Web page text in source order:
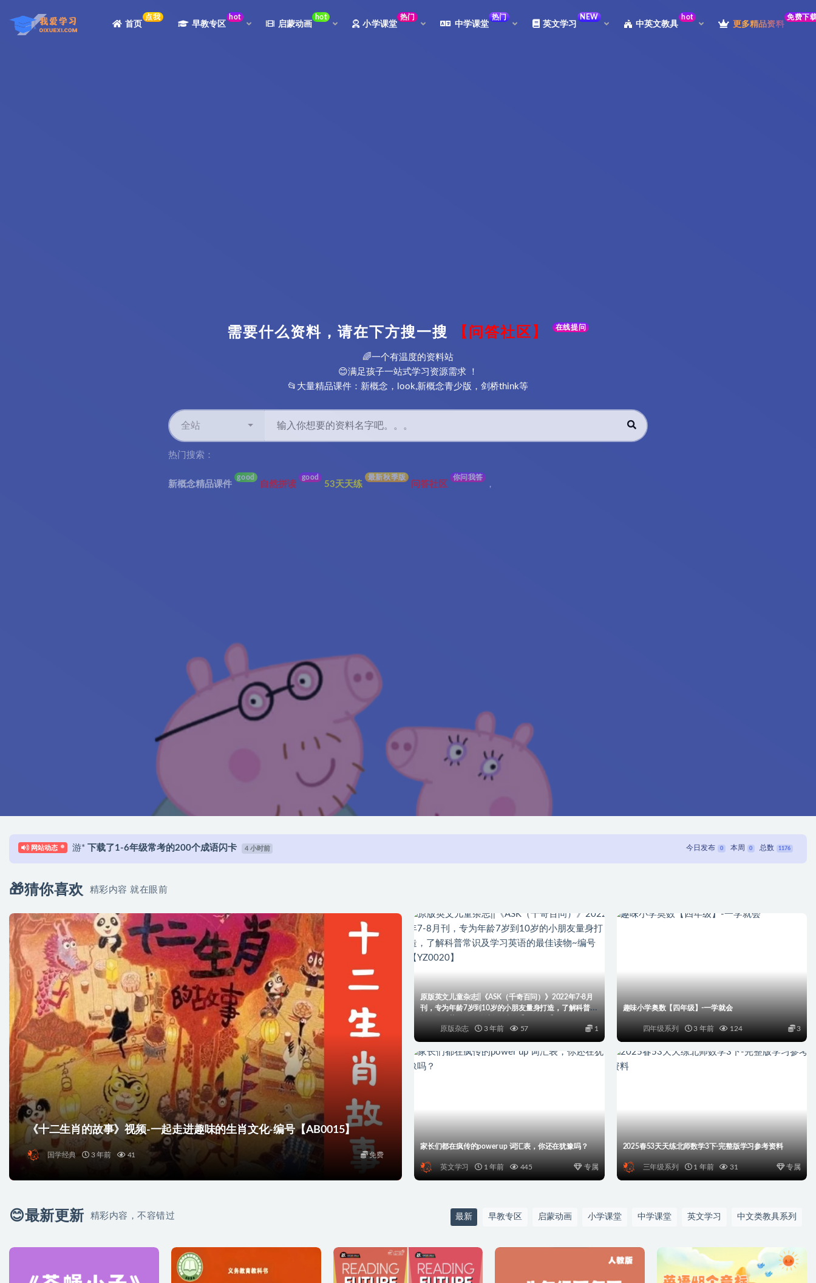
首页
点我
早教专区
hot
启蒙动画
hot
小学课堂
热门
中学课堂
热门
英文学习
NEW
中英文教具
hot
更多精品资料
免费下
需要什么资料，请在下方搜一搜 【问答社区】 在线提问
🌈一个有温度的资料站
😊满足孩子一站式学习资源需求 ！
📂大量精品课件：新概念，look,新概念青少版，剑桥think等
全站
热门搜索：
新概念精品课件
good
自然拼读
good
53天天练
最新秋季版
问答社区
你问我答
，
网站动态 h*********8 成功登录了本站 5 小时前
h**********************m
h**********************m 下载了轻松语法|爆火的34天语法小纸条，带你轻松攻破初中语法！ 7 小时前
游* 下载了字母启蒙练习册||西瓜字母练习册（A-Z）~编号【QM-0001】 2 分钟前
游* 下载了字母启蒙练习册||水果和蔬菜着色练习册（A-Z）~编号【QM-0002】 34 分钟前
游* 下载了字母启蒙练习册||儿童字母着色页（A-Z）~编号【QM-0005】 1 小时前
游* 下载了1-6年级常考的200个成语闪卡 4 小时前
今日发布 0 本周 0 总数 1176
🎁猜你喜欢 精彩内容 就在眼前
《十二生肖的故事》视频-一起走进趣味的生肖文化-编号【AB0015】
国学经典 3 年前 41 免费
原版英文儿童杂志||《ASK（千奇百问）》2022年7-8月
刊，专为年龄7岁到10岁的小朋友量身打造，了解科普常
原版杂志
3 年前 57 1
趣味小学奥数【四年级】-一学就会
四年级系列 3 年前 124 3
家长们都在疯传的power up 词汇表，你还在犹豫吗？
英文学习 1 年前 445 专属
2025春53天天练北师数学3下-完整版学习参考资料
三年级系列 1 年前 31 专属
😊最新更新 精彩内容，不容错过 最新 早教专区 启蒙动画 小学课堂 中学课堂 英文学习 中文类教具系列